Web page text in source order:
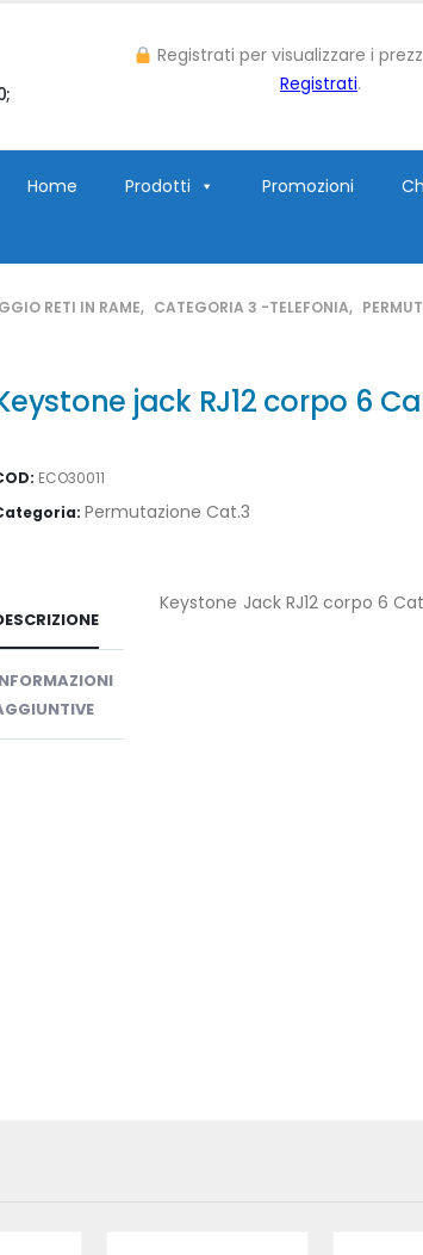
Registrati per visualizzare i
Registrati.
Home Prodotti Promozioni
RETI IN RAME, CATEGORIA 3 -TELEFONIA,
jack RJ12 corpo 6
ECO30011
Permutazione Cat.3
Keystone Jack RJ12 corpo 6